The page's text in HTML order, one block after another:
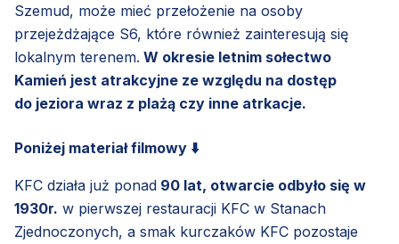
Szemud, może mieć przełożenie na osoby
przejeżdżające S6, które również zainteresują się
lokalnym terenem. W okresie letnim sołectwo
Kamień jest atrakcyjne ze względu na dostęp
do jeziora wraz z plażą czy inne atrkacje.
Poniżej materiał filmowy ⬇️
KFC działa już ponad 90 lat, otwarcie odbyło się w
1930r. w pierwszej restauracji KFC w Stanach
Zjednoczonych, a smak kurczaków KFC pozostaje